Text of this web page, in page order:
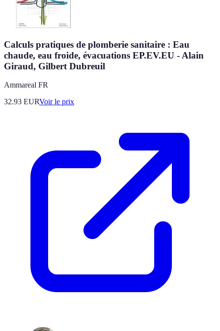
Calculs pratiques de plomberie sanitaire : Eau
chaude, eau froide, évacuations EP.EV.EU - Alain
Giraud, Gilbert Dubreuil
Ammareal FR
32.93 EURVoir le prix